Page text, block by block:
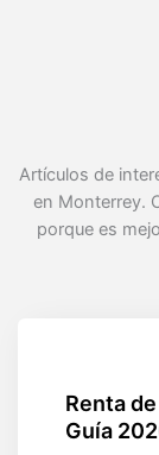
Artículos de
en Monterrey.
porque es
Renta
Guía